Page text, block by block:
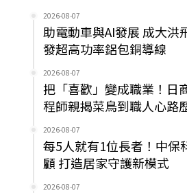
2026-08-07
助電動車與AI發展 成大洪
發超高功率鋁包銅導線
2026-08-07
把「喜歡」變成職業！日
程師親揭菜鳥到職人心路
2026-08-07
每5人就有1位長者！中保
顧 打造居家守護新模式
2026-08-07